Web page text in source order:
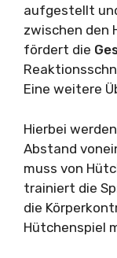
aufgestellt
zwischen den
fördert die
Eine weitere
Hierbei
Abstand
muss von
trainiert die
die
Hütchenspiel